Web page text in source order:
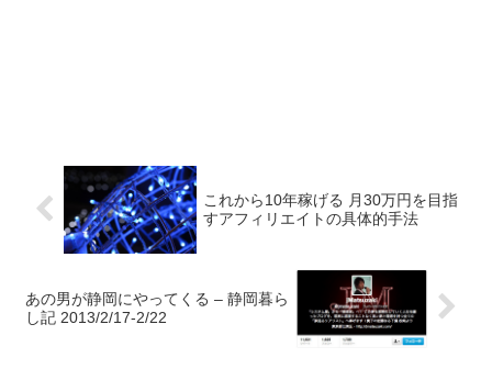
これから10年稼げる 月30万円を目指
すアフィリエイトの具体的手法
あの男が静岡にやってくる – 静岡暮ら
し記 2013/2/17-2/22